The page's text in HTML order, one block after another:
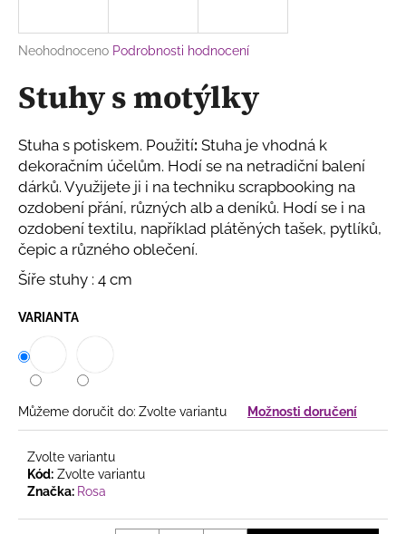
Průměrné
produktu
je
5
hvězdiček.
Neohodnoceno Podrobnosti hodnocení
Stuhy s motýlky
Stuha s potiskem. Použití: Stuha je vhodná k
dekoračním účelům. Hodí se na netradiční balení
dárků. Využijete ji i na techniku scrapbooking na
ozdobení přání, různých alb a deníků. Hodí se i na
ozdobení textilu, například plátěných tašek, pytlíků,
čepic a různého oblečení.
Šíře stuhy : 4 cm
VARIANTA
Můžeme doručit do: Zvolte variantu Možnosti doručení
Zvolte variantu
Kód: Zvolte variantu
Značka: Rosa
j
t
?
HLEDAT
D
o
p
o
r
č
u
e
m